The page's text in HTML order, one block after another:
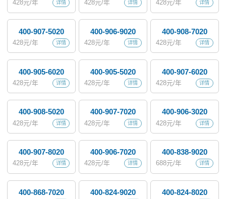
详情
428元/年 详情
428元/年 详情
428元/年
400-907-5020
详情
428元/年
400-906-9020
详情
428元/年
400-908-7020
详情
428元/年
400-905-6020
详情
428元/年
400-905-5020
详情
428元/年
400-907-6020
详情
428元/年
400-908-5020
详情
428元/年
400-907-7020
详情
428元/年
400-906-3020
详情
428元/年
400-907-8020
详情
428元/年
400-906-7020
详情
428元/年
400-838-9020
详情
688元/年
400-868-7020 400-824-9020 400-824-8020